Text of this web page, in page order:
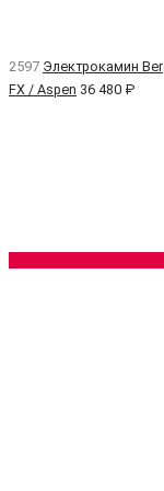
2597 Электрокамин
FX / Aspen 36 480 ₽